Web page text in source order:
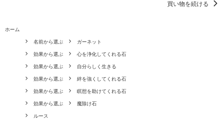
買い物を続ける
ホーム
名前から選ぶ ガーネット
効果から選ぶ 心を浄化してくれる石
効果から選ぶ 自分らしく生きる
効果から選ぶ 絆を強くしてくれる石
効果から選ぶ 瞑想を助けてくれる石
効果から選ぶ 魔除け石
ルース